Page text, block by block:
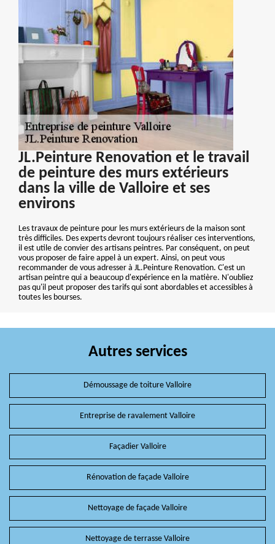
JL.Peinture Renovation et le travail
de peinture des murs extérieurs
dans la ville de Valloire et ses
environs
Les travaux de peinture pour les murs extérieurs de la maison sont
très difficiles. Des experts devront toujours réaliser ces interventions,
il est utile de convier des artisans peintres. Par conséquent, on peut
vous proposer de faire appel à un expert. Ainsi, on peut vous
recommander de vous adresser à JL.Peinture Renovation. C'est un
artisan peintre qui a beaucoup d'expérience en la matière. N'oubliez
pas qu'il peut proposer des tarifs qui sont abordables et accessibles à
toutes les bourses.
Autres services
Démoussage de toiture Valloire
Entreprise de ravalement Valloire
Façadier Valloire
Rénovation de façade Valloire
Nettoyage de façade Valloire
Nettoyage de terrasse Valloire